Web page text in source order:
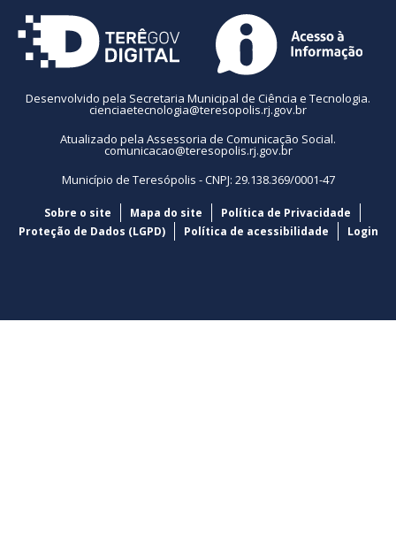
Desenvolvido pela Secretaria Municipal de Ciência e Tecnologia.
cienciaetecnologia@teresopolis.rj.gov.br
Atualizado pela Assessoria de Comunicação Social.
comunicacao@teresopolis.rj.gov.br
Município de Teresópolis - CNPJ: 29.138.369/0001-47
Sobre o site Mapa do site
Política de Privacidade
Proteção de Dados (LGPD)
Política de acessibilidade Login